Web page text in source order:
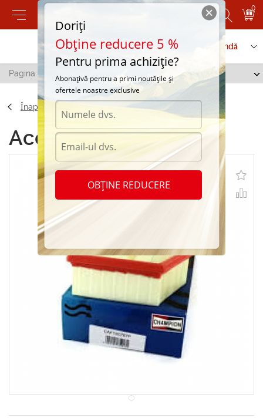
0
Contactați-ne Serviciu de comandă
Pagina principală
Înapoi
Accesorii CAF100787P
Doriți
Obține reducere 5 %
Pentru prima achiziție?
Abonațivă pentru a primi noutățile și
ofertele noastre exclusive
OBȚINE REDUCERE